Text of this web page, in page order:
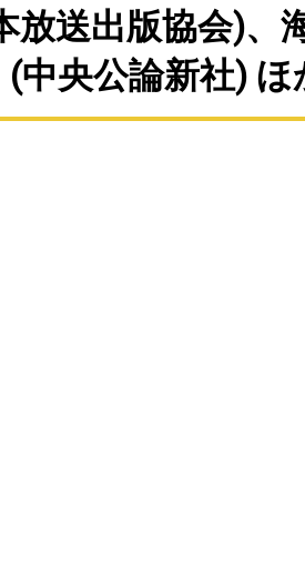
放送出版協会)、
(中央公論新社) ほ